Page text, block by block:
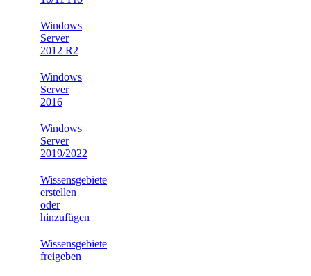
Windows
Server
2012 R2
Windows
Server
2016
Windows
Server
2019/2022
Wissensgebiete
erstellen
oder
hinzufügen
Wissensgebiete
freigeben